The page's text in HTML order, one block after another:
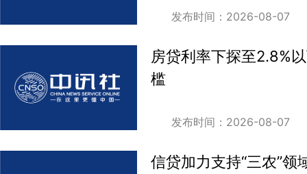
发布时间：2026-08-07
房贷利率下探至2.8%
槛
发布时间：2026-08-07
信贷加力支持“三农”领